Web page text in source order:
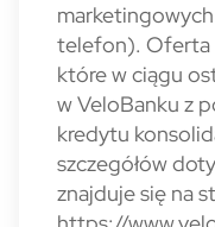
telefon). Oferta
które w ciągu
w VeloBanku z
kredytu
szczegółów
znajduje się na